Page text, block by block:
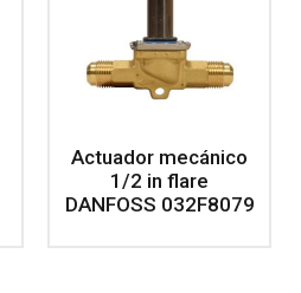
Actuador mecánico
1/2 in flare
DANFOSS 032F8079